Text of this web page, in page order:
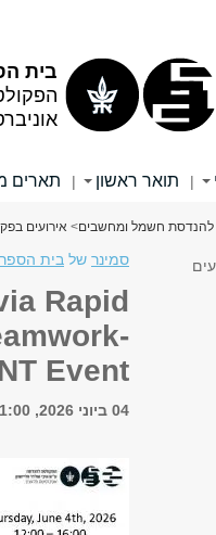
בית
| תואר ראשון | תארים
להנדסת חשמל ומחשבים> אירועים
סמינר של בית
Rapid
Event
04 ביוני 2026, 11:00